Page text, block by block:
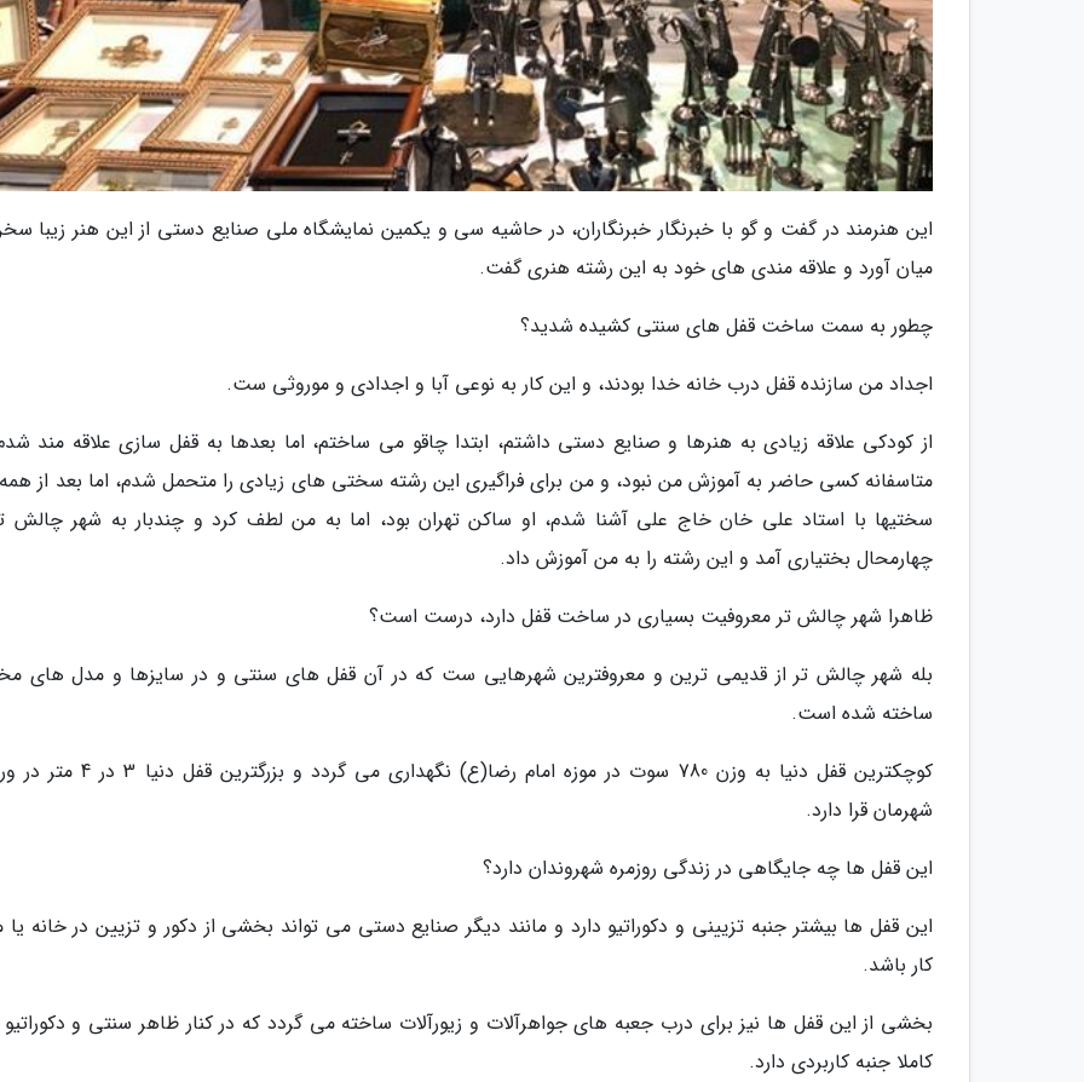
این هنرمند در گفت و گو با خبرنگار خبرنگاران، در حاشیه سی و یکمین نمایشگاه ملی صنایع دستی از این هنر زیبا
میان آورد و علاقه مندی های خود به این رشته هنری گفت.
چطور به سمت ساخت قفل های سنتی کشیده شدید؟
اجداد من سازنده قفل درب خانه خدا بودند، و این کار به نوعی آبا و اجدادی و موروثی ست.
از کودکی علاقه زیادی به هنرها و صنایع دستی داشتم، ابتدا چاقو می ساختم، اما بعدها به قفل سازی علاقه مند
متاسفانه کسی حاضر به آموزش من نبود، و من برای فراگیری این رشته سختی های زیادی را متحمل شدم، اما بعد از
سختیها با استاد علی خان خاج علی آشنا شدم، او ساکن تهران بود، اما به من لطف کرد و چندبار به شهر چالش
چهارمحال بختیاری آمد و این رشته را به من آموزش داد.
ظاهرا شهر چالش تر معروفیت بسیاری در ساخت قفل دارد، درست است؟
بله شهر چالش تر از قدیمی ترین و معروفترین شهرهایی ست که در آن قفل های سنتی و در سایزها و مدل های
ساخته شده است.
کوچکترین قفل دنیا به وزن 780 سوت در موزه امام رضا(ع) نگهداری می گردد و
شهرمان قرا دارد.
این قفل ها چه جایگاهی در زندگی روزمره شهروندان دارد؟
این قفل ها بیشتر جنبه تزیینی و دکوراتیو دارد و مانند دیگر صنایع دستی می تواند بخشی از دکور و تزیین در خانه
کار باشد.
بخشی از این قفل ها نیز برای درب جعبه های جواهرآلات و زیورآلات ساخته می گردد که در کنار ظاهر سنتی و
کاملا جنبه کاربردی دارد.